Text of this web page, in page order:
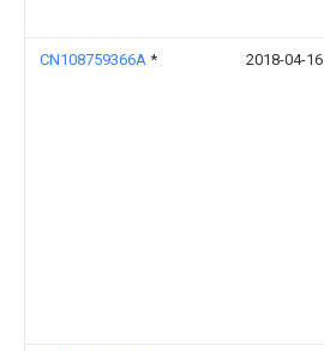
CN108759366A * 2018-04-16